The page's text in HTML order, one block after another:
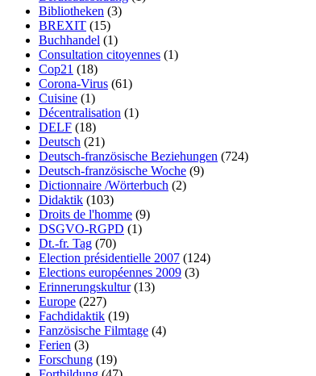
Bibliotheken (3)
BREXIT (15)
Buchhandel (1)
Consultation citoyennes (1)
Cop21 (18)
Corona-Virus (61)
Cuisine (1)
Décentralisation (1)
DELF (18)
Deutsch (21)
Deutsch-französische Beziehungen (724)
Deutsch-französische Woche (9)
Dictionnaire /Wörterbuch (2)
Didaktik (103)
Droits de l'homme (9)
DSGVO-RGPD (1)
Dt.-fr. Tag (70)
Election présidentielle 2007 (124)
Elections européennes 2009 (3)
Erinnerungskultur(13)
Europe (227)
Fachdidaktik (19)
Fanzösische Filmtage (4)
Ferien (3)
Forschung (19)